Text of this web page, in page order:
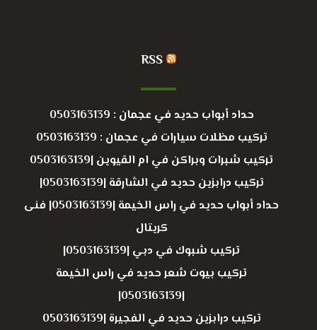
RSS
حداد أبواب حديد في عجمان : 0503163139
تركيب مظلات سيارات في عجمان : 0503163139
تركيب شبرات وبراكن في ام القيوين |0503163139
تركيب درابزين حديد في الشارقة |0503163139|
حداد أبواب حديد في راس الخيمة |0503163139| فنى
كريتال
تركيب شبوك في دبي |0503163139|
تركيب بيوت شعر حديد في راس الخيمة
|0503163139|
تركيب درابزين حديد في الفجيرة |0503163139